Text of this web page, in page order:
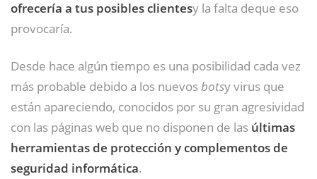
ofrecería a tus posibles clientesy la falta deque eso
provocaría.
Desde hace algún tiempo es una posibilidad cada vez
más probable debido a los nuevosbotsy virus que
están apareciendo, conocidos por su gran agresividad
con las páginas web que no disponen de las últimas
herramientas de protección y complementos de
seguridad informática.